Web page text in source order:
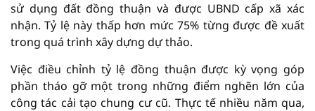
sử dụng đất đồng thuận và được UBND cấp xã xác
nhận. Tỷ lệ này thấp hơn mức 75% từng được đề xuất
trong quá trình xây dựng dự thảo.
Việc điều chỉnh tỷ lệ đồng thuận được kỳ vọng góp
phần tháo gỡ một trong những điểm nghẽn lớn của
công tác cải tạo chung cư cũ. Thực tế nhiều năm qua,